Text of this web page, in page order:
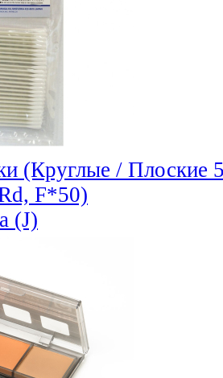
(Круглые / Плоские
F*50)
(J)